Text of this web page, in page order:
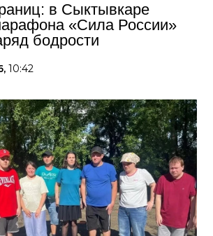
в Сыктывкаре
«Сила России»
бодрости
10:42